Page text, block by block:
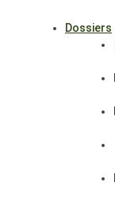
Dossiers